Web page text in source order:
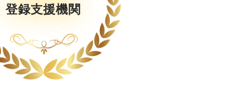
登録支援機関